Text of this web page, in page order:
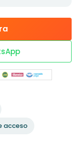
acceso